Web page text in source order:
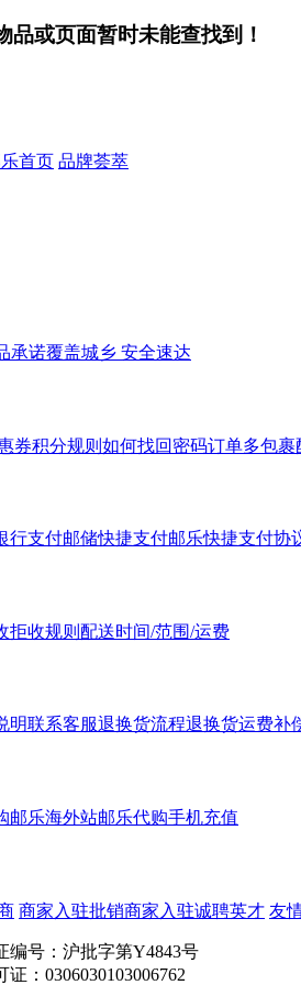
品或页面暂时未能查找到！
首页 品牌荟萃
承诺覆盖城乡 安全速达
券积分规则 如何找回密码订单多包裹
行支付邮储快捷支付邮乐快捷支付协
拒收规则 配送时间/范围/运费
明联系客服退换货流程退换货运费补
邮乐海外站邮乐代购手机充值
商家入驻批销商家入驻诚聘英才 友
编号：沪批字第Y4843号
：0306030103006762